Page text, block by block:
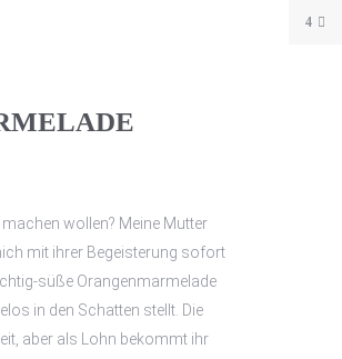
4
mit ihrer Begeisterung sofort
süße Orangenmarmelade
in den Schatten stellt. Die
aber als Lohn bekommt ihr